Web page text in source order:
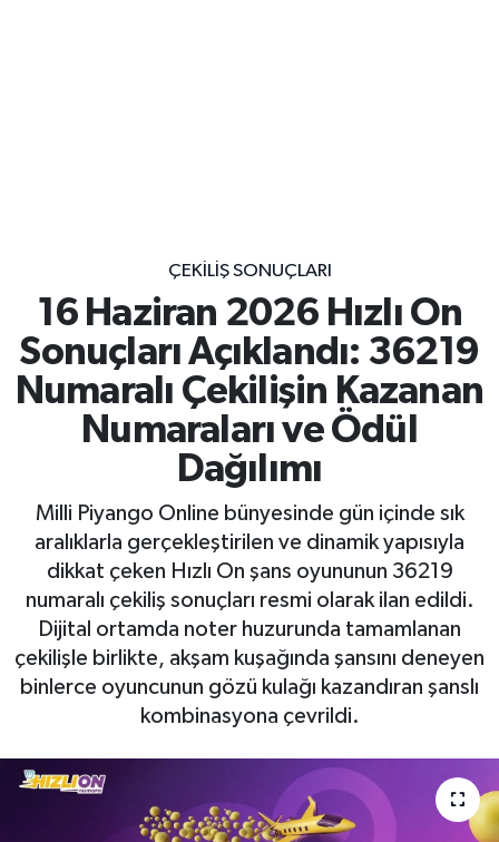
ÇEKILIŞ SONUÇLARI
16 Haziran 2026 Hızlı On
Sonuçları Açıklandı: 36219
Numaralı Çekilişin Kazanan
Numaraları ve Ödül
Dağılımı
Milli Piyango Online bünyesinde gün içinde sık
aralıklarla gerçekleştirilen ve dinamik yapısıyla
dikkat çeken Hızlı On şans oyununun 36219
numaralı çekiliş sonuçları resmi olarak ilan edildi.
Dijital ortamda noter huzurunda tamamlanan
çekilişle birlikte, akşam kuşağında şansını deneyen
binlerce oyuncunun gözü kulağı kazandıran şanslı
kombinasyona çevrildi.